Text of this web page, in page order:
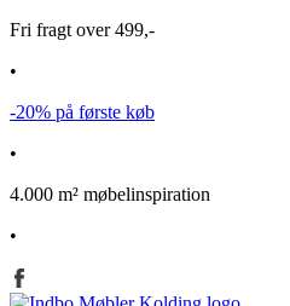
Fri fragt over 499,-
•
-20% på første køb
•
4.000 m² møbelinspiration
•